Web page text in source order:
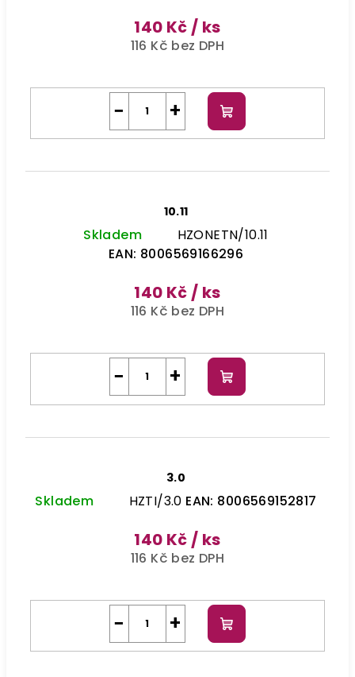
140 Kč / ks
116 Kč bez DPH
+
− Do
košíku
10.11
Skladem
HZONETN/10.11
EAN: 8006569166296
140 Kč / ks
116 Kč bez DPH
+
− Do
košíku
3.0
Skladem HZTI/3.0 EAN: 8006569152817
140 Kč / ks
116 Kč bez DPH
+
− Do
košíku